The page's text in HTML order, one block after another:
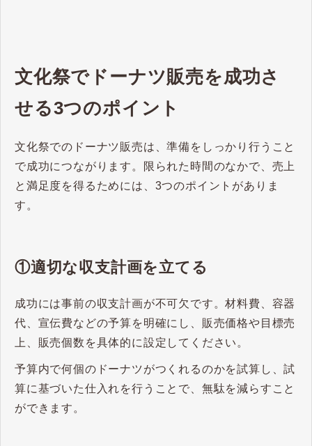
文化祭でドーナツ販売を成功さ
せる3つのポイント
文化祭でのドーナツ販売は、準備をしっかり行うこと
で成功につながります。限られた時間のなかで、売上
と満足度を得るためには、3つのポイントがありま
す。
①適切な収支計画を立てる
成功には事前の収支計画が不可欠です。材料費、容器
代、宣伝費などの予算を明確にし、販売価格や目標売
上、販売個数を具体的に設定してください。
予算内で何個のドーナツがつくれるのかを試算し、試
算に基づいた仕入れを行うことで、無駄を減らすこと
ができます。